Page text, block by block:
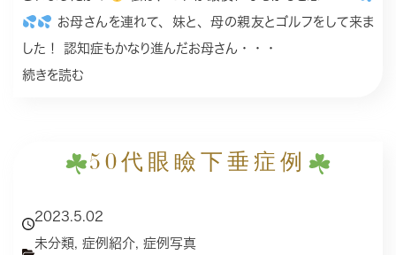
お母さんを連れて、妹と、母の親友とゴルフをして来ま
した！ 認知症もかなり進んだお母さん・・・
続きを読む
50代眼瞼下垂症例
2023.5.02
未分類, 症例紹介, 症例写真